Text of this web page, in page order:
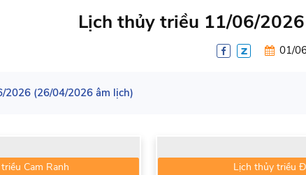
Lịch thủy triều 11/06/
01/
2026 (26/04/2026 âm lịch)
Cam Ranh
Lịch thủy triều